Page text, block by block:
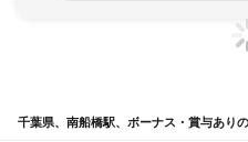
千葉県、南船橋駅、ボーナス・賞与あり